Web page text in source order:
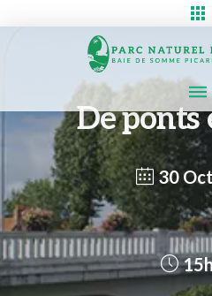
De ponts
30